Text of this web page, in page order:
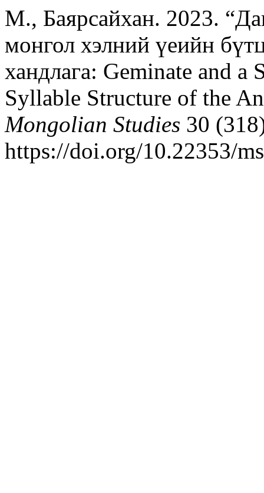
М., Баярсайхан. 2023.
монгол хэлний үеийн
хандлага: Geminate and
Syllable Structure of the
Mongolian Studies 30
https://doi.org/10.22353/